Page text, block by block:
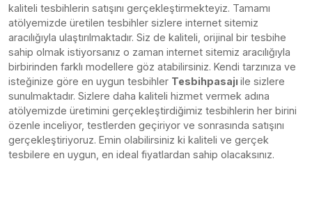
kaliteli tesbihlerin satışını gerçekleştirmekteyiz. Tamamı
atölyemizde üretilen tesbihler sizlere internet sitemiz
aracılığıyla ulaştırılmaktadır. Siz de kaliteli, orijinal bir tesbihe
sahip olmak istiyorsanız o zaman internet sitemiz aracılığıyla
birbirinden farklı modellere göz atabilirsiniz. Kendi tarzınıza ve
isteğinize göre en uygun tesbihler Tesbihpasajı ile sizlere
sunulmaktadır. Sizlere daha kaliteli hizmet vermek adına
atölyemizde üretimini gerçekleştirdiğimiz tesbihlerin her birini
özenle inceliyor, testlerden geçiriyor ve sonrasında satışını
gerçekleştiriyoruz. Emin olabilirsiniz ki kaliteli ve gerçek
tesbilere en uygun, en ideal fiyatlardan sahip olacaksınız.